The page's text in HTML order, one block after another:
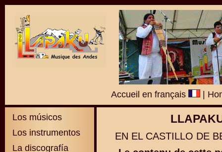
Accueil en français
Los músicos
Los instrumentos
La discografía
EN EL CASTILLO DE